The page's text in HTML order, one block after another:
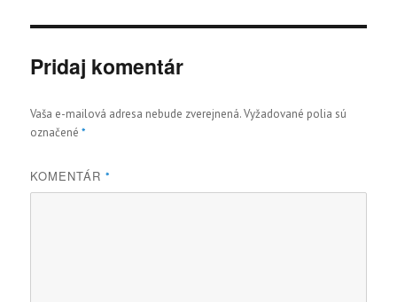
Pridaj komentár
Vaša e-mailová adresa nebude zverejnená. Vyžadované polia sú
označené*
KOMENTÁR*